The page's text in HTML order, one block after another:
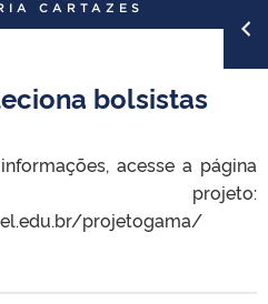
CARTAZES
bolsistas
acesse a página
projetogama/